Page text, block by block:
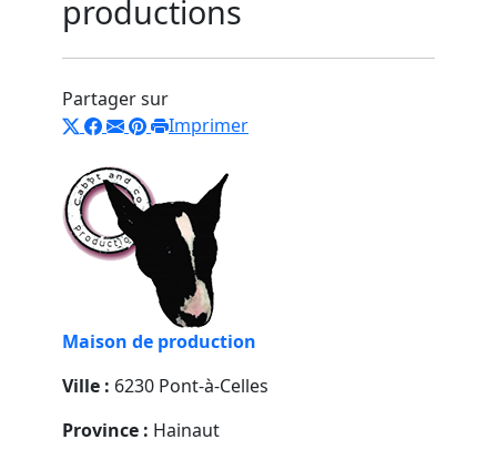
productions
Partager sur
Imprimer
Maison de production
Ville : 6230 Pont-à-Celles
Province : Hainaut